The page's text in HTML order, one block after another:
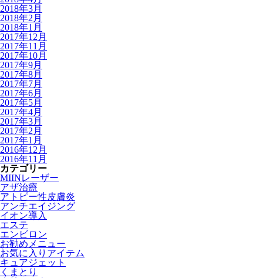
2018年3月
2018年2月
2018年1月
2017年12月
2017年11月
2017年10月
2017年9月
2017年8月
2017年7月
2017年6月
2017年5月
2017年4月
2017年3月
2017年2月
2017年1月
2016年12月
2016年11月
カテゴリー
MIINレーザー
アザ治療
アトピー性皮膚炎
アンチエイジング
イオン導入
エステ
エンビロン
お勧めメニュー
お気に入りアイテム
キュアジェット
くまとり